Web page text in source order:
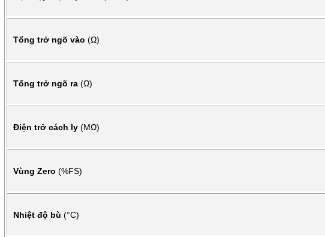
Tổng trở ngõ vào (Ω)
Tổng trở ngõ ra (Ω)
Điện trở cách ly (MΩ)
Vùng Zero (%FS)
Nhiệt độ bù (°C)